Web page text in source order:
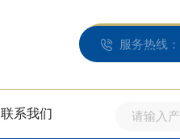
服务热线：
联系我们